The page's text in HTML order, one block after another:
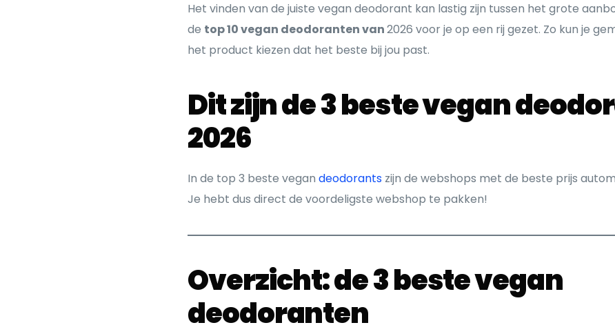
Het vinden van de juiste vegan deodorant kan lastig zijn tussen het grote
de top 10 vegan deodoranten van2026 voor je op een rij gezet. Zo kun je
het product kiezen dat het beste bij jou past.
Dit zijn de 3 beste vegan
2026
In de top 3 beste vegan deodorants zijn de webshops met de beste prijs
Je hebt dus direct de voordeligste webshop te pakken!
Overzicht: de 3 beste vegan
deodoranten